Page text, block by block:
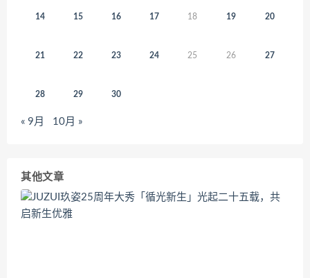
14 15 16 17 18 19 20
21 22 23 24 25 26 27
28 29 30
« 9月 10月 »
其他文章